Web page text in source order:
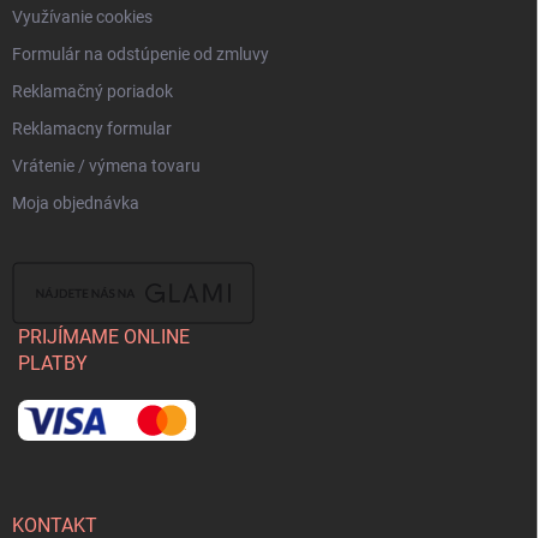
Využívanie cookies
Formulár na odstúpenie od zmluvy
Reklamačný poriadok
Reklamacny formular
Vrátenie / výmena tovaru
Moja objednávka
PRIJÍMAME ONLINE
PLATBY
KONTAKT